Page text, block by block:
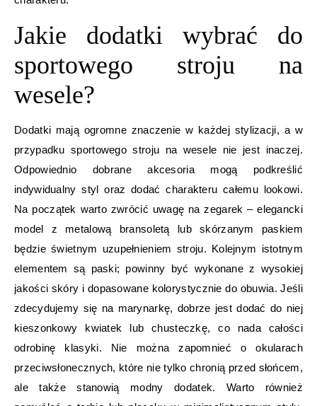
Jakie dodatki wybrać do
sportowego stroju na
wesele?
Dodatki mają ogromne znaczenie w każdej stylizacji, a w
przypadku sportowego stroju na wesele nie jest inaczej.
Odpowiednio dobrane akcesoria mogą podkreślić
indywidualny styl oraz dodać charakteru całemu lookowi.
Na początek warto zwrócić uwagę na zegarek – elegancki
model z metalową bransoletą lub skórzanym paskiem
będzie świetnym uzupełnieniem stroju. Kolejnym istotnym
elementem są paski; powinny być wykonane z wysokiej
jakości skóry i dopasowane kolorystycznie do obuwia. Jeśli
zdecydujemy się na marynarkę, dobrze jest dodać do niej
kieszonkowy kwiatek lub chusteczkę, co nada całości
odrobinę klasyki. Nie można zapomnieć o okularach
przeciwsłonecznych, które nie tylko chronią przed słońcem,
ale także stanowią modny dodatek. Warto również